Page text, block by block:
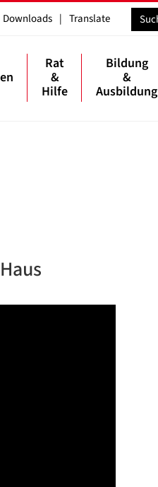
Downloads | Translate
Rat
&
Hilfe
Bildung
&
Ausbildung